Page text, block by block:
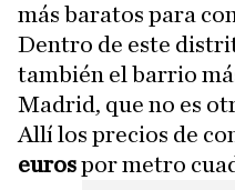
más baratos para
Dentro de este
también el barrio
Madrid, que no es
Allí los precios de
eurospor metro